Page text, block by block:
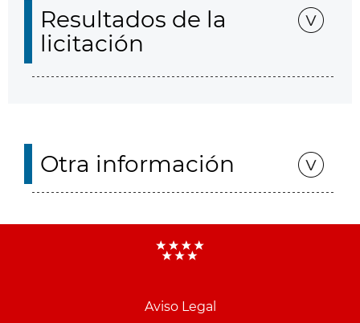
Resultados de la
licitación
Otra información
Aviso Legal